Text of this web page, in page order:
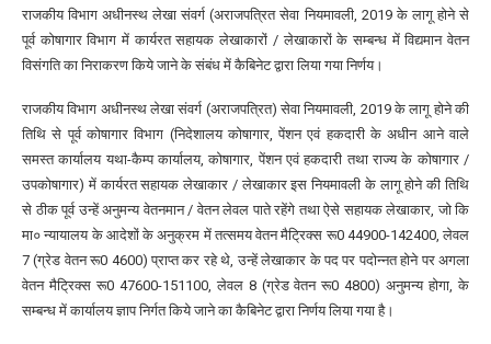
राजकीय विभाग अधीनस्थ लेखा संवर्ग (अराजपत्रित सेवा नियमावली, 2019 के लागू होने से
पूर्व कोषागार विभाग में कार्यरत सहायक लेखाकारों / लेखाकारों के सम्बन्ध में विद्यमान वेतन
विसंगति का निराकरण किये जाने के संबंध में कैबिनेट द्वारा लिया गया निर्णय।
राजकीय विभाग अधीनस्थ लेखा संवर्ग (अराजपत्रित) सेवा नियमावली, 2019 के लागू होने की
तिथि से पूर्व कोषागार विभाग (निदेशालय कोषागार, पेंशन एवं हकदारी के अधीन आने वाले
समस्त कार्यालय यथा-कैम्प कार्यालय, कोषागार, पेंशन एवं हकदारी तथा राज्य के कोषागार /
उपकोषागार) में कार्यरत सहायक लेखाकार / लेखाकार इस नियमावली के लागू होने की तिथि
से ठीक पूर्व उन्हें अनुमन्य वेतनमान / वेतन लेवल पाते रहेंगे तथा ऐसे सहायक लेखाकार, जो कि
मा० न्यायालय के आदेशों के अनुक्रम में तत्समय वेतन मैट्रिक्स रू0 44900-142400, लेवल
7 (ग्रेड वेतन रू0 4600) प्राप्त कर रहे थे, उन्हें लेखाकार के पद पर पदोन्नत होने पर अगला
वेतन मैट्रिक्स रू0 47600-151100, लेवल 8 (ग्रेड वेतन रू0 4800) अनुमन्य होगा, के
सम्बन्ध में कार्यालय ज्ञाप निर्गत किये जाने का कैबिनेट द्वारा निर्णय लिया गया है।